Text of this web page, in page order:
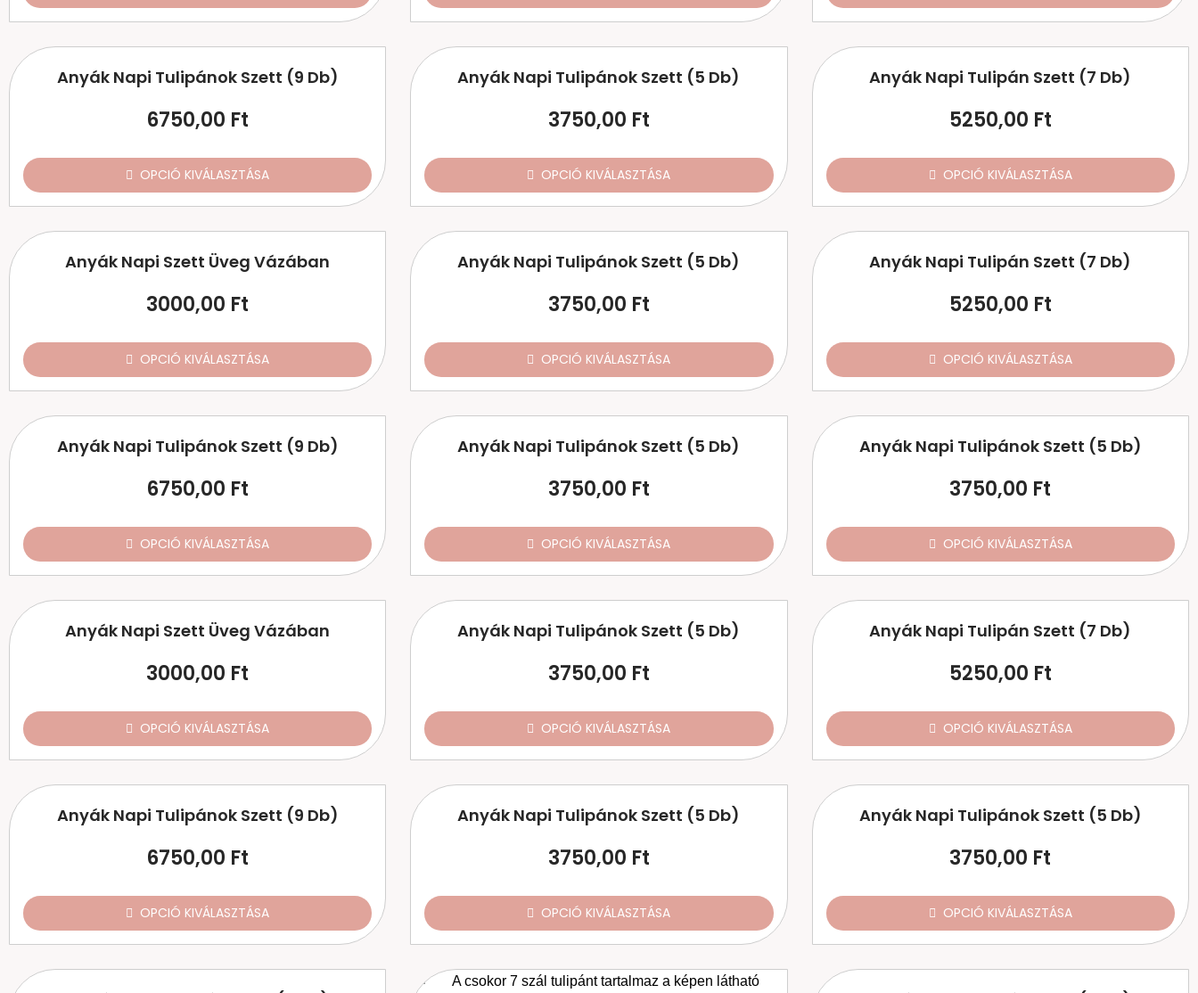
Anyák Napi Tulipánok Szett (9 Db)
6750,00 Ft
OPCIÓ KIVÁLASZTÁSA
Anyák Napi Tulipánok Szett (5 Db)
3750,00 Ft
OPCIÓ KIVÁLASZTÁSA
Anyák Napi Tulipán Szett (7 Db)
5250,00 Ft
OPCIÓ KIVÁLASZTÁSA
Anyák Napi Szett Üveg Vázában
3000,00 Ft
OPCIÓ KIVÁLASZTÁSA
Anyák Napi Tulipánok Szett (5 Db)
3750,00 Ft
OPCIÓ KIVÁLASZTÁSA
Anyák Napi Tulipán Szett (7 Db)
5250,00 Ft
OPCIÓ KIVÁLASZTÁSA
Anyák Napi Tulipánok Szett (9 Db)
6750,00 Ft
OPCIÓ KIVÁLASZTÁSA
Anyák Napi Tulipánok Szett (5 Db)
3750,00 Ft
OPCIÓ KIVÁLASZTÁSA
Anyák Napi Tulipánok Szett (5 Db)
3750,00 Ft
OPCIÓ KIVÁLASZTÁSA
Anyák Napi Szett Üveg Vázában
3000,00 Ft
OPCIÓ KIVÁLASZTÁSA
Anyák Napi Tulipánok Szett (5 Db)
3750,00 Ft
OPCIÓ KIVÁLASZTÁSA
Anyák Napi Tulipán Szett (7 Db)
5250,00 Ft
OPCIÓ KIVÁLASZTÁSA
Anyák Napi Tulipánok Szett (9 Db)
6750,00 Ft
OPCIÓ KIVÁLASZTÁSA
Anyák Napi Tulipánok Szett (5 Db)
3750,00 Ft
OPCIÓ KIVÁLASZTÁSA
Anyák Napi Tulipánok Szett (5 Db)
3750,00 Ft
OPCIÓ KIVÁLASZTÁSA